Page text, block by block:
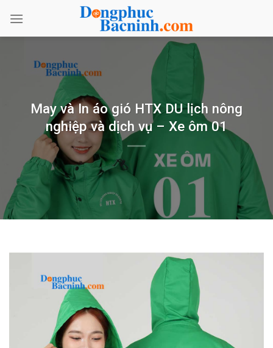
qua
nội
May và In áo gió HTX DU lịch nông
nghiệp và dịch vụ – Xe ôm 01